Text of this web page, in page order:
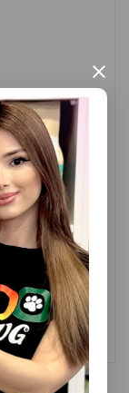
×
Купить